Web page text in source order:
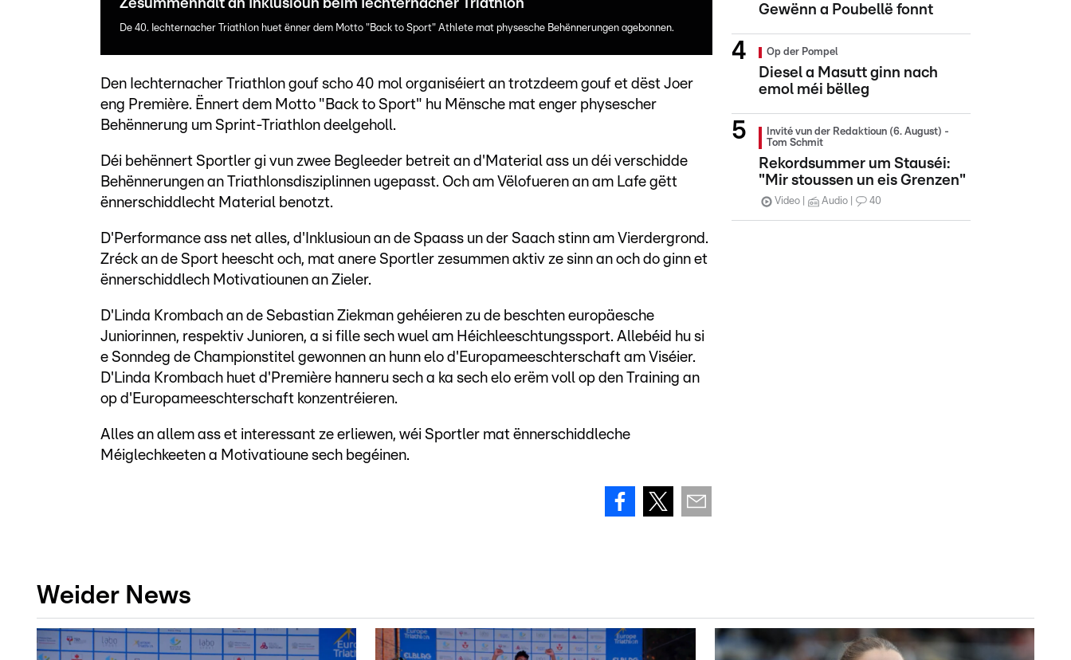
Zesummenhalt an Inklusioun beim Iechternacher Triathlon
De 40. Iechternacher Triathlon huet ënner dem Motto "Back to Sport" Athlete mat physesche Behënnerungen agebonnen.
Den Iechternacher Triathlon gouf scho 40 mol organiséiert an trotzdeem gouf et dëst Joer
eng Première. Ënnert dem Motto "Back to Sport" hu Mënsche mat enger physescher
Behënnerung um Sprint-Triathlon deelgeholl.
Déi behënnert Sportler gi vun zwee Begleeder betreit an d'Material ass un déi verschidde
Behënnerungen an Triathlonsdisziplinnen ugepasst. Och am Vëlofueren an am Lafe gëtt
ënnerschiddlecht Material benotzt.
D'Performance ass net alles, d'Inklusioun an de Spaass un der Saach stinn am Vierdergrond.
Zréck an de Sport heescht och, mat anere Sportler zesummen aktiv ze sinn an och do ginn et
ënnerschiddlech Motivatiounen an Zieler.
D'Linda Krombach an de Sebastian Ziekman gehéieren zu de beschten europäesche
Juniorinnen, respektiv Junioren, a si fille sech wuel am Héichleeschtungssport. Allebéid hu si
e Sonndeg de Championstitel gewonnen an hunn elo d'Europameeschterschaft am Viséier.
D'Linda Krombach huet d'Première hanneru sech a ka sech elo erëm voll op den Training an
op d'Europameeschterschaft konzentréieren.
Alles an allem ass et interessant ze erliewen, wéi Sportler mat ënnerschiddleche
Méiglechkeeten a Motivatioune sech begéinen.
Gewënn a Poubellë fonnt
Op der Pompel
Diesel a Masutt ginn nach
emol méi bëlleg
Invité vun der Redaktioun (6. August) -
Tom Schmit
Rekordsummer um Stauséi:
"Mir stoussen un eis Grenzen"
Video Audio 40
Weider News